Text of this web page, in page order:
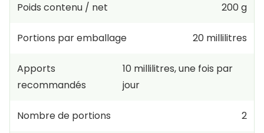
Poids contenu / net 200 g
Portions par emballage 20 millilitres
Apports
recommandés
10 millilitres,une fois par
jour
Nombre de portions 2